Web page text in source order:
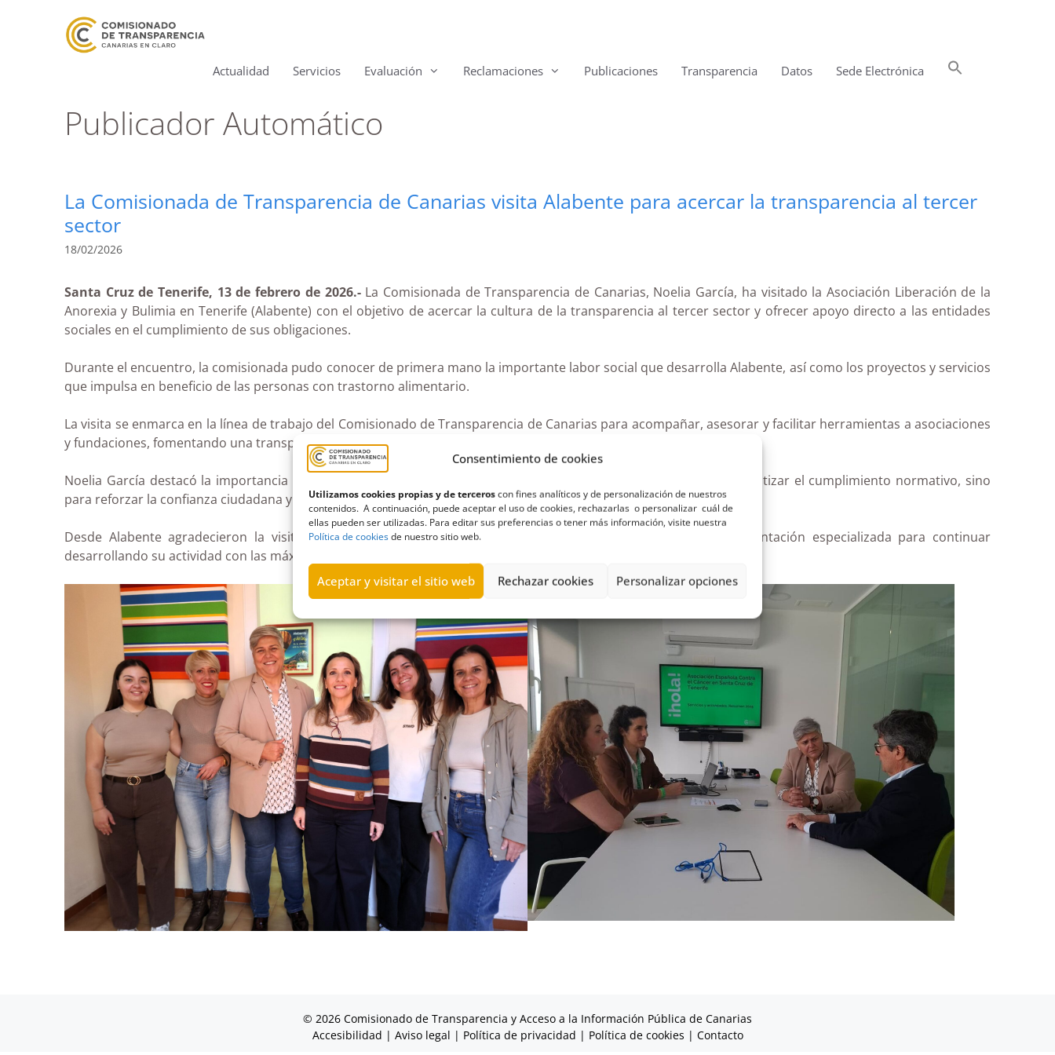
Consentimiento de cookies
Utilizamos cookies propias y de terceroscon fines analíticos y de personalización de nuestros
contenidos. A continuación, puede aceptar el uso de cookies, rechazarlas o personalizar cuál de
ellas pueden ser utilizadas. Para editar sus preferencias o tener más información, visite nuestra
Política de cookiesde nuestro sitio web.
Aceptar y visitar el sitio web Rechazar cookies Personalizar opciones
Actualidad Servicios Evaluación Reclamaciones Publicaciones Transparencia Datos Sede Electrónica
Publicador Automático
La Comisionada de Transparencia de Canarias visita Alabente para acercar la transparencia al tercer
sector
18/02/2026
Santa Cruz de Tenerife, 13 de febrero de 2026.-La Comisionada de Transparencia de Canarias, Noelia García, ha visitado la Asociación Liberación de la
Anorexia y Bulimia en Tenerife (Alabente) con el objetivo de acercar la cultura de la transparencia al tercer sector y ofrecer apoyo directo a las entidades
sociales en el cumplimiento de sus obligaciones.
Durante el encuentro, la comisionada pudo conocer de primera mano la importante labor social que desarrolla Alabente, así como los proyectos y servicios
que impulsa en beneficio de las personas con trastorno alimentario.
La visita se enmarca en la línea de trabajo del Comisionado de Transparencia de Canarias para acompañar, asesorar y facilitar herramientas a asociaciones
y fundaciones, fomentando una transparencia útil, accesible y adaptada a la realidad del tercer sector.
Noelia García destacó la importancia de trabajar de forma cercana con las entidades sociales, “no solo para garantizar el cumplimiento normativo, sino
para reforzar la confianza ciudadana y visibilizar el enorme valor que aporta el tercer sector a nuestra sociedad”.
Desde Alabente agradecieron la visita y el apoyo institucional, subrayando la importancia de contar con orientación especializada para continuar
desarrollando su actividad con las máximas garantías de transparencia y buen gobierno.
© 2026 Comisionado de Transparencia y Acceso a la Información Pública de Canarias
Accesibilidad | Aviso legal | Política de privacidad | Política de cookies | Contacto